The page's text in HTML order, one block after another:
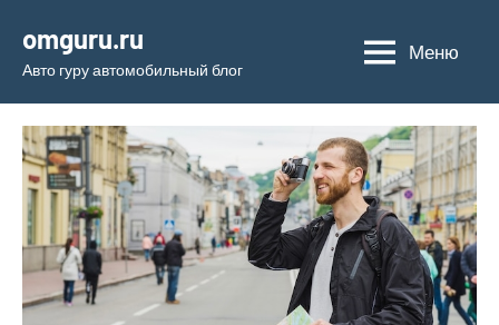
содержимому
omguru.ru
Авто гуру автомобильный блог
Меню